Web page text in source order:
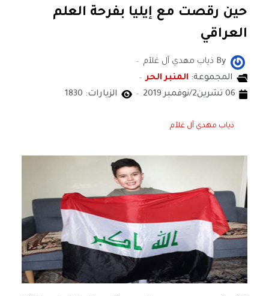
حين رقصت مع إيليا بفرحة العلم
العراقي
By ذياب مهدي آل غلآم
المجموعة: المنبر الحر
06 تشرين2/نوفمبر 2019
الزيارات: 1830
ذياب مهدي آل غلآم